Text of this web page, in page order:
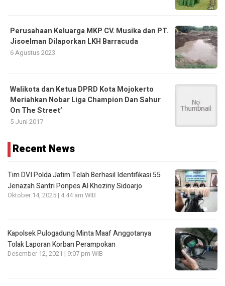
Perusahaan Keluarga MKP CV. Musika dan PT.
Jisoelman Dilaporkan LKH Barracuda
6 Agustus 2023
Walikota dan Ketua DPRD Kota Mojokerto
Meriahkan Nobar Liga Champion Dan Sahur
On The Street’
5 Juni 2017
Recent News
Tim DVI Polda Jatim Telah Berhasil Identifikasi 55
Jenazah Santri Ponpes Al Khoziny Sidoarjo
Oktober 14, 2025 | 4:44 am WIB
Kapolsek Pulogadung Minta Maaf Anggotanya
Tolak Laporan Korban Perampokan
Desember 12, 2021 | 9:07 pm WIB